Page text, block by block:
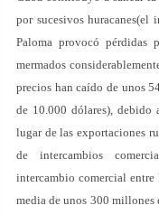
por sucesivos
Paloma provocó
mermados
precios han caído de unos
de 10.000 dólares),
lugar de las exportaciones
de intercambios
intercambio comercial
media de unos 300 millones